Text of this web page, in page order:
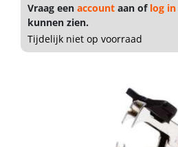
Vraag een account aan of log in
kunnen zien.
Tijdelijk niet op voorraad